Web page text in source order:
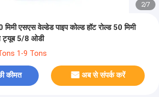
2/7
मिमी एसएस वेल्डेड पाइप कोल्ड हॉट रोल्ड 50 मिमी
ट्यूब 5/8 ओडी
1-9 Tons
कीमत अब से संपर्क करें